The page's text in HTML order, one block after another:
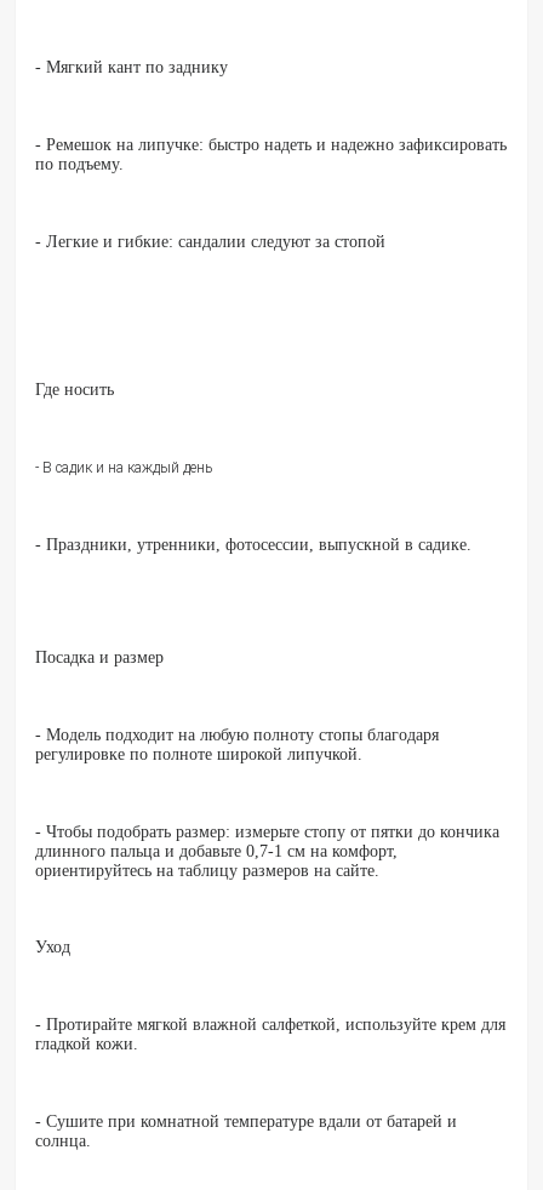
- Мягкий кант по заднику
- Ремешок на липучке: быстро надеть и надежно зафиксировать
по подъему.
- Легкие и гибкие: сандалии следуют за стопой
Где носить
- В садик и на каждый день
- Праздники, утренники, фотосессии, выпускной в садике.
Посадка и размер
- Модель подходит на любую полноту стопы благодаря
регулировке по полноте широкой липучкой.
- Чтобы подобрать размер: измерьте стопу от пятки до кончика
длинного пальца и добавьте 0,7-1 см на комфорт,
ориентируйтесь на таблицу размеров на сайте.
Уход
- Протирайте мягкой влажной салфеткой, используйте крем для
гладкой кожи.
- Сушите при комнатной температуре вдали от батарей и
солнца.